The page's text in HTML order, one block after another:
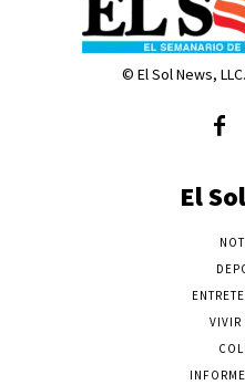
© El Sol News,
El
VIVIR